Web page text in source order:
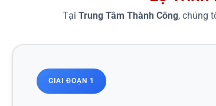
Tại Trung Tâm Thành Công, chúng
GIAI ĐOẠN 1